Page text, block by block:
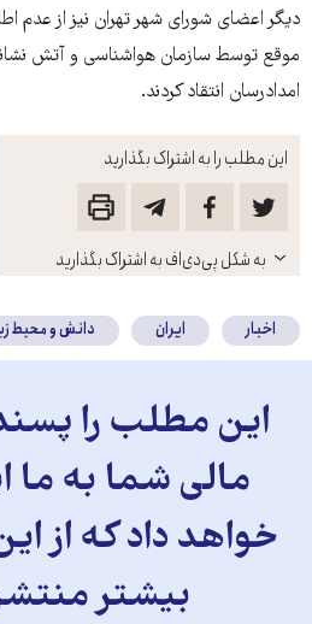
این مطلب را به اشتراک بگذارید
باز
کنید
به شکل پی‌دی‌اف به اشتراک بگذارید
دیگر اعضای شورای شهر تهران نیز از عدم
موقع توسط سازمان هواشناسی و آتش
امدادرسان انتقاد کردند.
اخبار ایران دانش و محیط
این مطلب را
مالی شما به ما
خواهد داد که از
بیشتر